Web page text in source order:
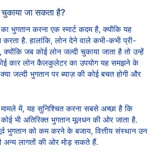
चुकाया जा सकता है?
भुगतान करना एक स्मार्ट कदम है, क्योंकि यह
करता है. हालांकि, लोन देने वाले कभी-कभी प्री-
जब कोई लोन जल्दी चुकाया जाता है तो उन्हें
कार लोन कैलकुलेटर का उपयोग यह समझने के
जल्दी भुगतान पर ब्याज़ की कोई बचत होगी और
में, यह सुनिश्चित करना सबसे अच्छा है कि
कोई भी अतिरिक्त भुगतान मूलधन की ओर जाता है.
भुगतान को कम करने के बजाय, वित्तीय संस्थान उन
अन्य लागतों की ओर मोड़ सकते हैं.